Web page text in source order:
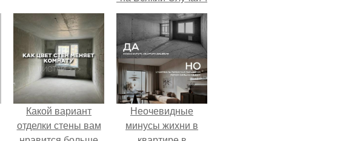
Какой вариант
отделки стены вам
Неочевидные
минусы жихни в